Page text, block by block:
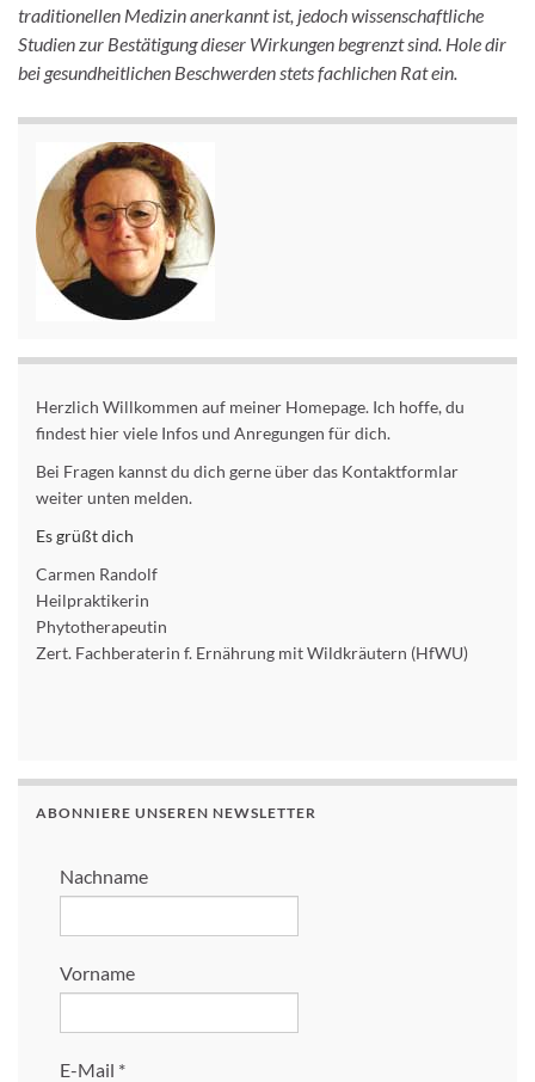
traditionellen Medizin anerkannt ist, jedoch wissenschaftliche
Studien zur Bestätigung dieser Wirkungen begrenzt sind. Hole dir
bei gesundheitlichen Beschwerden stets fachlichen Rat ein.
Herzlich Willkommen auf meiner Homepage. Ich hoffe, du
findest hier viele Infos und Anregungen für dich.
Bei Fragen kannst du dich gerne über das Kontaktformlar
weiter unten melden.
Es grüßt dich
Carmen Randolf
Heilpraktikerin
Phytotherapeutin
Zert. Fachberaterin f. Ernährung mit Wildkräutern (HfWU)
ABONNIERE UNSEREN NEWSLETTER
Nachname
Vorname
E-Mail *